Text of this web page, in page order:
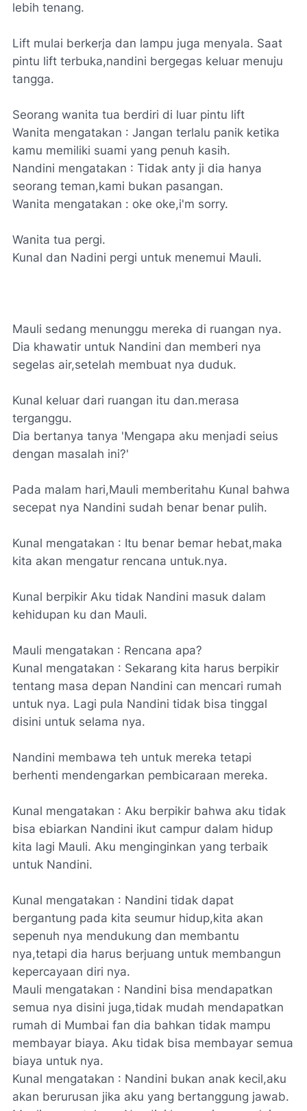
lebih tenang.
Lift mulai berkerja dan lampu juga menyala. Saat
pintu lift terbuka,nandini bergegas keluar menuju
tangga.
Seorang wanita tua berdiri di luar pintu lift
Wanita mengatakan : Jangan terlalu panik ketika
kamu memiliki suami yang penuh kasih.
Nandini mengatakan : Tidak anty ji dia hanya
seorang teman,kami bukan pasangan.
Wanita mengatakan : oke oke,i'm sorry.
Wanita tua pergi.
Kunal dan Nadini pergi untuk menemui Mauli.
Mauli sedang menunggu mereka di ruangan nya.
Dia khawatir untuk Nandini dan memberi nya
segelas air,setelah membuat nya duduk.
Kunal keluar dari ruangan itu dan.merasa
terganggu.
Dia bertanya tanya 'Mengapa aku menjadi seius
dengan masalah ini?'
Pada malam hari,Mauli memberitahu Kunal bahwa
secepat nya Nandini sudah benar benar pulih.
Kunal mengatakan : Itu benar bemar hebat,maka
kita akan mengatur rencana untuk.nya.
Kunal berpikir Aku tidak Nandini masuk dalam
kehidupan ku dan Mauli.
Mauli mengatakan : Rencana apa?
Kunal mengatakan : Sekarang kita harus berpikir
tentang masa depan Nandini can mencari rumah
untuk nya. Lagi pula Nandini tidak bisa tinggal
disini untuk selama nya.
Nandini membawa teh untuk mereka tetapi
berhenti mendengarkan pembicaraan mereka.
Kunal mengatakan : Aku berpikir bahwa aku tidak
bisa ebiarkan Nandini ikut campur dalam hidup
kita lagi Mauli. Aku menginginkan yang terbaik
untuk Nandini.
Kunal mengatakan : Nandini tidak dapat
bergantung pada kita seumur hidup,kita akan
sepenuh nya mendukung dan membantu
nya,tetapi dia harus berjuang untuk membangun
kepercayaan diri nya.
Mauli mengatakan : Nandini bisa mendapatkan
semua nya disini juga,tidak mudah mendapatkan
rumah di Mumbai fan dia bahkan tidak mampu
membayar biaya. Aku tidak bisa membayar semua
biaya untuk nya.
Kunal mengatakan : Nandini bukan anak kecil,aku
akan berurusan jika aku yang bertanggung jawab.